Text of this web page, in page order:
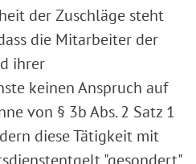
der Zuschläge steht
die Mitarbeiter der
ihrer
keinen Anspruch auf
von § 3b Abs. 2 Satz 1
diese Tätigkeit mit